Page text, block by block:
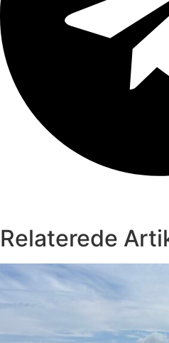
Relaterede